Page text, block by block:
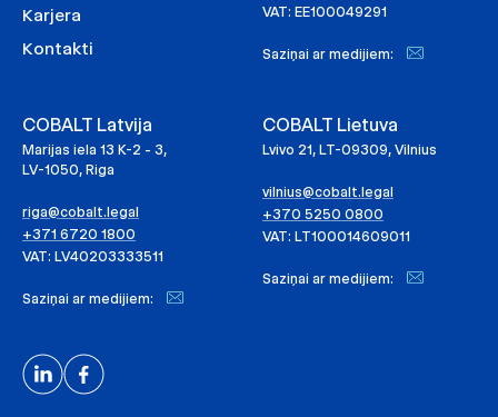
Karjera
Kontakti
VAT: EE100049291
Saziņai ar medijiem:
COBALT Latvija
Marijas iela 13 K-2 - 3,
LV-1050, Riga
riga@cobalt.legal
+371 6720 1800
VAT: LV40203333511
Saziņai ar medijiem:
COBALT Lietuva
Lvivo 21, LT-09309, Vilnius
vilnius@cobalt.legal
+370 5250 0800
VAT: LT100014609011
Saziņai ar medijiem: